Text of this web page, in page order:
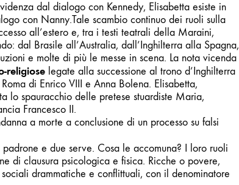
dal dialogo con Kennedy, Elisabetta esiste in
con Nanny.Tale scambio continuo dei ruoli sulla
all’estero e, tra i testi teatrali della Maraini,
dal Brasile all’Australia, dall’Inghilterra alla Spagna,
e molte di più le messe in scena. La nota vicenda
religiose legate alla successione al trono d’Inghilterra
di Enrico VIII e Anna Bolena. Elisabetta,
lo spauracchio delle pretese stuardiste Maria,
Francesco II.
a morte a conclusione di un processo su falsi
padrone e due serve. Cosa le accomuna? I loro ruoli
di clausura psicologica e fisica. Ricche o povere,
drammatiche e conflittuali, con il denominatore